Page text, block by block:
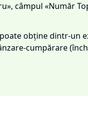
câmpul «Număr
obține dintr-un
cumpărare